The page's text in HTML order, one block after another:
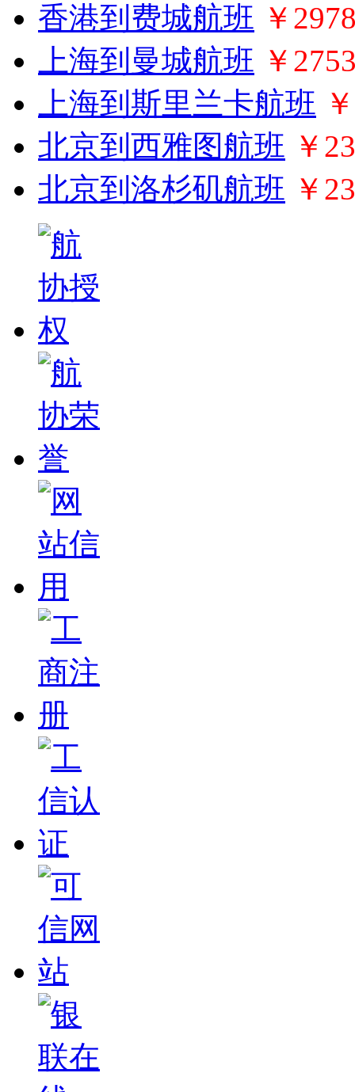
香港到费城航班 ￥
上海到曼城航班 ￥
上海到斯里兰卡航班
北京到西雅图航班 ￥
北京到洛杉矶航班 ￥